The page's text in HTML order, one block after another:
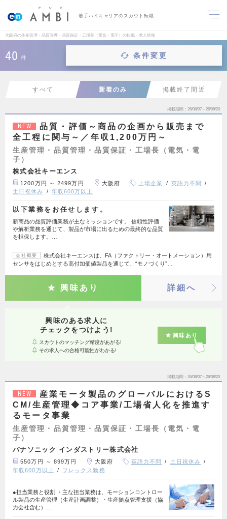
若手ハイキャリアのスカウト転職
大阪府の生産管理・品質管理・品質保証・工場長（電気・電子）の転職・求人情報
40 件 条件変更
すべて 新着のみ 掲載終了間近
掲載期間 26/08/07～26/08/20
NEW
品質・評価～商品の企画から販売まで
全工程に関与～／年収1,200万円～
生産管理・品質管理・品質保証・工場長（電気・電
子）
株式会社キーエンス
1200万円 ～ 2499万円 大阪府 上場企業
英語力不問
土日祝休み
年収600万以上
以下業務をお任せします。
新商品の品質評価業務が主なミッションです。 信頼性評価
や解析業務を通じて、製品が市場に出るための最終的な品質
を担保します。…
会社概要
株式会社キーエンスは、FA（ファクトリー・オートメーション）用
センサをはじめとする高付加価値製品を通じて、“モノづくり”…
興味あり 詳細へ
興味のある求人に
チェックをつけよう!
スカウトのマッチング精度があがる!
その求人への合格可能性がわかる!
興味あり
掲載期間 26/08/07～26/08/20
NEW
産業モータ製品のグローバルにおけるS
CM/生産管理◆コア事業/工場省人化を推進す
るモータ事業
生産管理・品質管理・品質保証・工場長（電気・電
子）
パナソニック インダストリー株式会社
550万円 ～ 899万円 大阪府 英語力不問
土日祝休み
年収600万以上
フレックス勤務
●担当業務と役割 ・主な担当業務は、モーションコントロー
ル製品の生産管理（生産計画調整）・生産拠点管理支援（協
力会社含む）…